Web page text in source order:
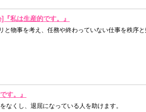
私は生産的です。』
と物事を考え、任務や終わっていない仕事を秩序
す。』
なくし、退屈になっている人を助けます。